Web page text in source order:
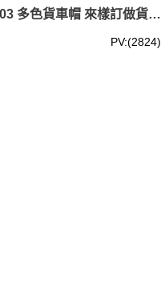
M003 多色貨車帽 來樣訂做貨車帽 貨車帽製衣廠 棉綸 貨車帽價格
PV:(2824)